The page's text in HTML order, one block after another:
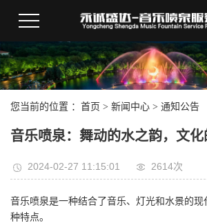
您当前的位置 ： 首页 > 新闻中心 > 通知公告
音乐喷泉：舞动的水之韵，文
2024-02-27 11:15:01 2614次
音乐喷泉是一种结合了音乐、灯光和水景的现
种特点。